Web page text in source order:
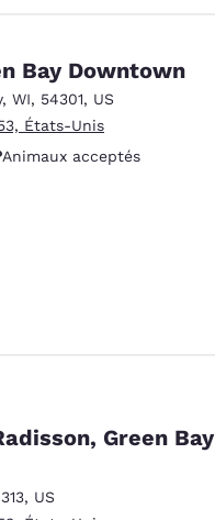
Bay Downtown
, WI, 54301, US
États-Unis
Animaux acceptés
Green Bay
, US